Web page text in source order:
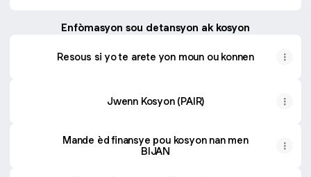
Enfòmasyon sou detansyon ak kosyon
Resous si yo te arete yon moun ou konnen
Jwenn Kosyon (PAIR)
Mande èd finansye pou kosyon nan men
BIJAN